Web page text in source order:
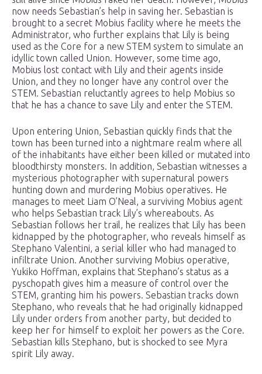
now needs Sebastian’s help in saving her. Sebastian is
brought to a secret Mobius facility where he meets the
Administrator, who further explains that Lily is being
used as the Core for a new STEM system to simulate an
idyllic town called Union. However, some time ago,
Mobius lost contact with Lily and their agents inside
Union, and they no longer have any control over the
STEM. Sebastian reluctantly agrees to help Mobius so
that he has a chance to save Lily and enter the STEM.
Upon entering Union, Sebastian quickly finds that the
town has been turned into a nightmare realm where all
of the inhabitants have either been killed or mutated into
bloodthirsty monsters. In addition, Sebastian witnesses a
mysterious photographer with supernatural powers
hunting down and murdering Mobius operatives. He
manages to meet Liam O’Neal, a surviving Mobius agent
who helps Sebastian track Lily’s whereabouts. As
Sebastian follows her trail, he realizes that Lily has been
kidnapped by the photographer, who reveals himself as
Stephano Valentini, a serial killer who had managed to
infiltrate Union. Another surviving Mobius operative,
Yukiko Hoffman, explains that Stephano’s status as a
pyschopath gives him a measure of control over the
STEM, granting him his powers. Sebastian tracks down
Stephano, who reveals that he had originally kidnapped
Lily under orders from another party, but decided to
keep her for himself to exploit her powers as the Core.
Sebastian kills Stephano, but is shocked to see Myra
spirit Lily away.